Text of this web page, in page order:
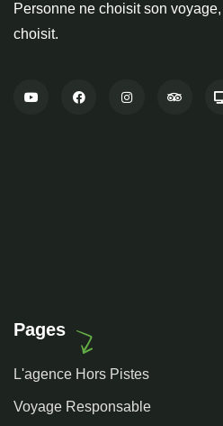
Personne ne choisit son
choisit.
Pages
L'agence Hors Pistes
Voyage Responsable